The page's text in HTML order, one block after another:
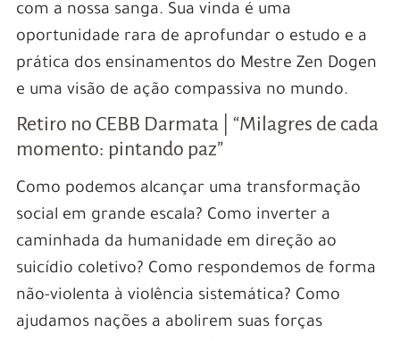
com a nossa sanga. Sua vinda é uma
oportunidade rara de aprofundar o estudo e a
prática dos ensinamentos do Mestre Zen Dogen
e uma visão de ação compassiva no mundo.
Retiro no CEBB Darmata | “Milagres de cada
momento: pintando paz”
Como podemos alcançar uma transformação
social em grande escala? Como inverter a
caminhada da humanidade em direção ao
suicídio coletivo? Como respondemos de forma
não-violenta à violência sistemática? Como
ajudamos nações a abolirem suas forças